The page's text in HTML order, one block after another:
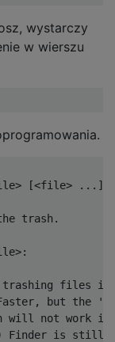
wystarczy
w wierszu
> [<file> ...]
trash .
>:
trashing files
, but the
will not work if
Finder is still